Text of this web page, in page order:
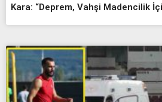
Kara: “Deprem, Vahşi Madencilik